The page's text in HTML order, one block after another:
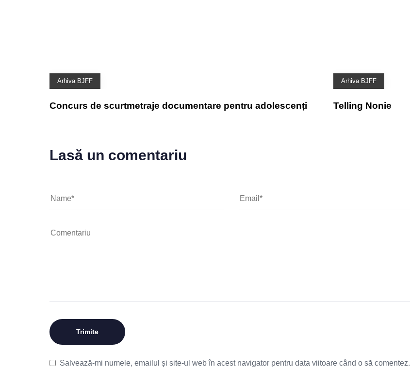
Arhiva BJFF
Concurs de scurtmetraje documentare pentru adolescenți
Arhiva BJFF
Telling Nonie
Lasă un comentariu
Salvează-mi numele, emailul și site-ul web în acest navigator pentru data viitoare când o să comentez.